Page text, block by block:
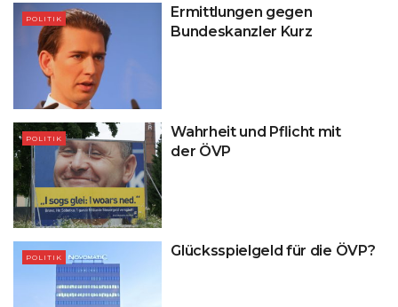
POLITIK
Ermittlungen gegen
Bundeskanzler Kurz
POLITIK
Wahrheit und Pflicht mit
der ÖVP
POLITIK Glücksspielgeld für die ÖVP?